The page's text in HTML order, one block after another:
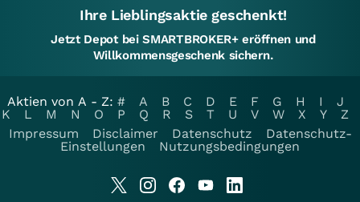
Ihre Lieblingsaktie geschenkt!
Jetzt Depot bei SMARTBROKER+ eröffnen und
Willkommensgeschenk sichern.
Aktien von A - Z: # A B C D E F G H I
J
K
L M N O P Q R S T U V W X Y
Z
Impressum
Disclaimer Datenschutz
Datenschutz-
Einstellungen
Nutzungsbedingungen